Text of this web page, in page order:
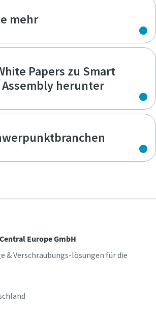
mehr
Papers zu Smart
herunter
Europe GmbH
& Verschraubungs-lösungen für die